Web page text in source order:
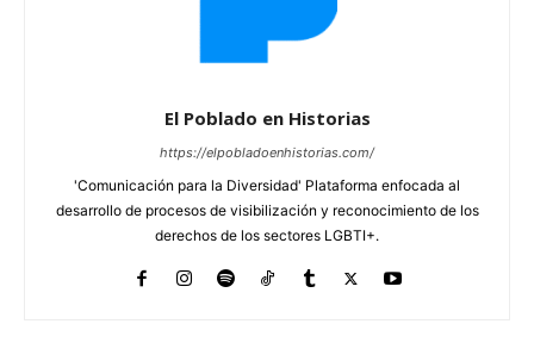
El Poblado en Historias
https://elpobladoenhistorias.com/
'Comunicación para la Diversidad' Plataforma enfocada al
desarrollo de procesos de visibilización y reconocimiento de los
derechos de los sectores LGBTI+.